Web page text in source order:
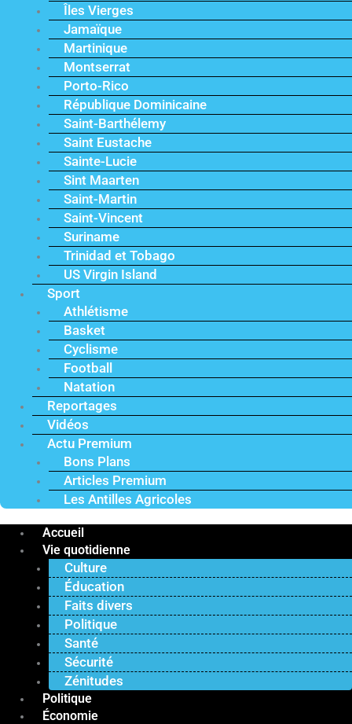
Îles Vierges
Jamaïque
Martinique
Montserrat
Porto-Rico
République Dominicaine
Saint-Barthélemy
Saint Eustache
Sainte-Lucie
Sint Maarten
Saint-Martin
Saint-Vincent
Suriname
Trinidad et Tobago
US Virgin Island
Sport
Athlétisme
Basket
Cyclisme
Football
Natation
Reportages
Vidéos
Actu Premium
Bons Plans
Articles Premium
Les Antilles Agricoles
Accueil
Vie quotidienne
Culture
Éducation
Faits divers
Politique
Santé
Sécurité
Zénitudes
Politique
Économie